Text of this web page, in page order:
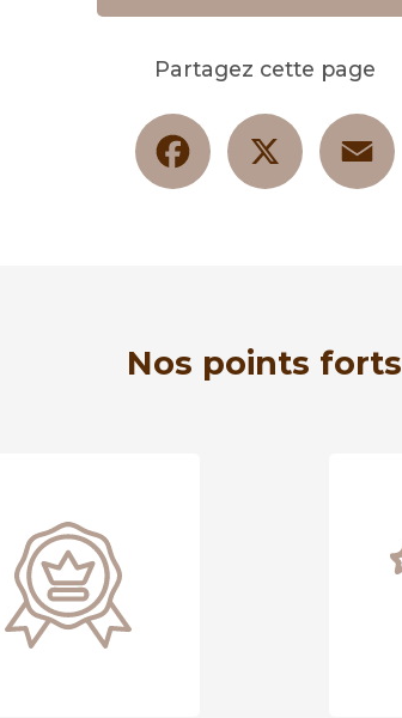
Partagez cette page
Facebook
Nos points forts